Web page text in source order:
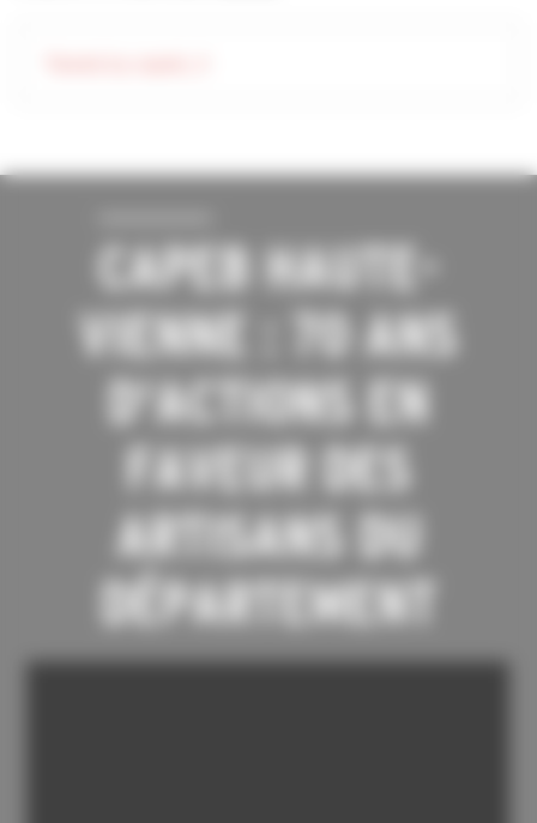
CAPEB HAUTE-
VIENNE : 70 ANS
D'ACTIONS EN
FAVEUR DES
ARTISANS DU
DÉPARTEMENT